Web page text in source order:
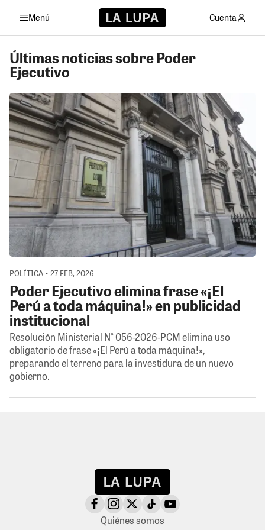
Menú Cuenta
Últimas noticias sobre Poder
Ejecutivo
POLÍTICA • 27 FEB, 2026
Poder Ejecutivo elimina frase «¡El
Perú a toda máquina!» en publicidad
institucional
Resolución Ministerial N° 056-2026-PCM elimina uso
obligatorio de frase «¡El Perú a toda máquina!»,
preparando el terreno para la investidura de un nuevo
gobierno.
Quiénes somos